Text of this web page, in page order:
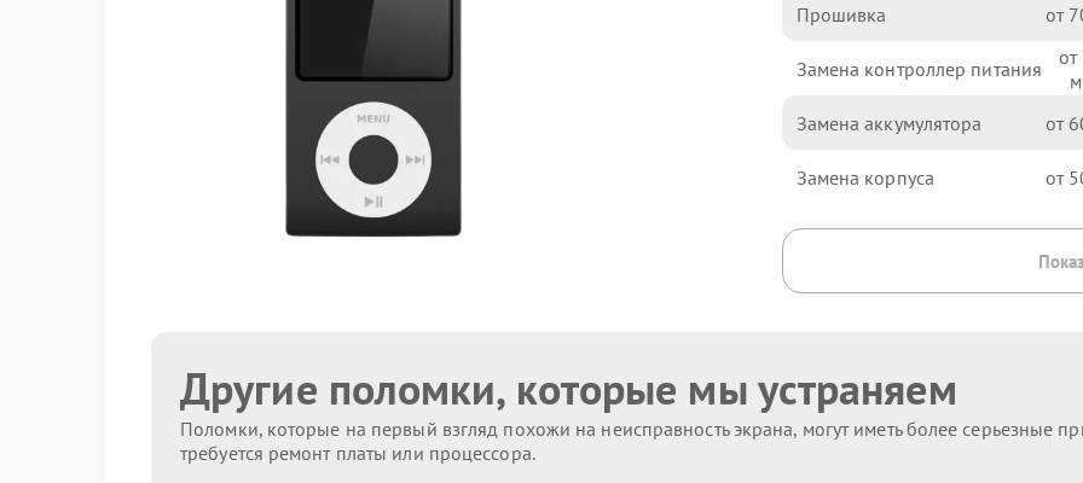
Прошивка
Замена контроллер питания
Замена аккумулятора
Замена корпуса
Другие поломки, которые мы устраняем
Поломки, которые на первый взгляд похожи на неисправность экрана, могут иметь более серьезные
требуется ремонт платы или процессора.